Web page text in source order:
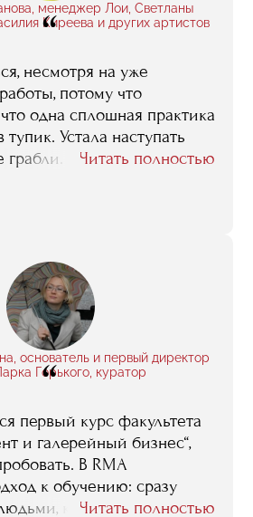
менеджер Лои, Светланы
Киреева и других артистов
“
несмотря на уже
потому что
одна сплошная практика
Устала наступать
грабли. Нужны были
которой мне
Читать полностью
основатель и первый директор
Горького, куратор
“
первый курс факультета
и галерейный бизнес“,
В RMA
к обучению: сразу
которые
Читать полностью